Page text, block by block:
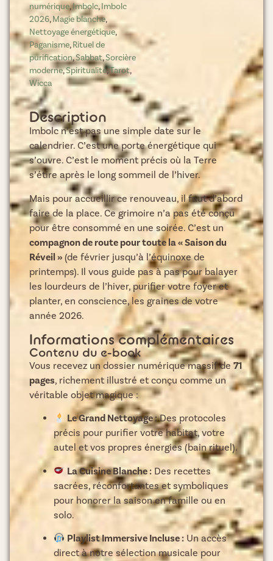
numérique,Imbolc,Imbolc
2026,Magie blanche,
Nettoyage énergétique,
Paganisme,Rituel de
purification,Sabbat,Sorcière
moderne,Spiritualité,Tarot,
Wicca
Description
Imbolc n’est pas une simple date sur le
calendrier. C’est une porte énergétique qui
s’ouvre. C’est le moment précis où la Terre
s’étire après le long sommeil de l’hiver.
Mais pour accueillir ce renouveau, il faut d’abord
faire de la place. Ce grimoire n’a pas été conçu
pour être consommé en une soirée. C’est un
compagnon de route pour toute la « Saison du
Réveil » (de février jusqu’à l’équinoxe de
printemps). Il vous guide pas à pas pour balayer
les lourdeurs de l’hiver, purifier votre foyer et
planter, en conscience, les graines de votre
année 2026.
Informations complémentaires
Contenu du e-book
Vous recevez un dossier numérique massif de 71
pages, richement illustré et conçu comme un
véritable objet magique :
Le Grand Nettoyage :Des protocoles
précis pour purifier votre habitat, votre
autel et vos propres énergies (bain rituel).
La Cuisine Blanche : Des recettes
sacrées, réconfortantes et symboliques
pour honorer la saison en famille ou en
solo.
Playlist Immersive Incluse : Un accès
direct à notre sélection musicale pour